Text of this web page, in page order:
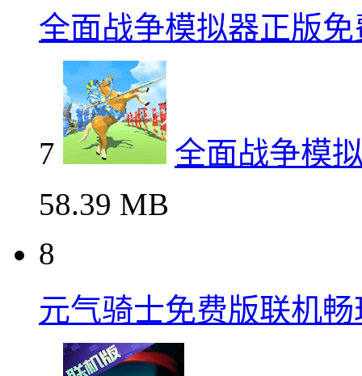
全面战争模拟器正版
7
全面战争模
58.39 MB
8
元气骑士免费版联机